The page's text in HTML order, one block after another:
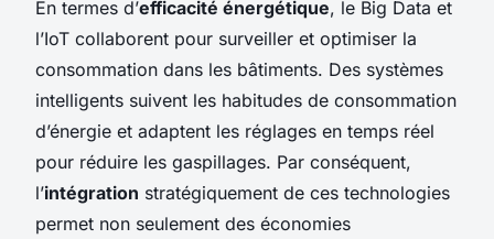
En termes d’efficacité énergétique, le Big Data et
l’IoT collaborent pour surveiller et optimiser la
consommation dans les bâtiments. Des systèmes
intelligents suivent les habitudes de consommation
d’énergie et adaptent les réglages en temps réel
pour réduire les gaspillages. Par conséquent,
l’intégration stratégiquement de ces technologies
permet non seulement des économies